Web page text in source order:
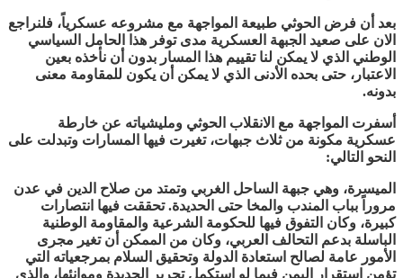
بعد أن فرض الحوثي طبيعة المواجهة مع مشروعه عسكرياً، فلنراجع
الان على صعيد الجبهة العسكرية مدى توفر هذا الحامل السياسي
الوطني الذي لا يمكن لنا تقييم هذا المسار بدون أن نأخذه بعين
الاعتبار، حتى بحده الأدنى الذي لا يمكن أن يكون للمقاومة معنى
بدونه.
أسفرت المواجهة مع الانقلاب الحوثي ومليشياته عن خارطة
عسكرية مكونة من ثلاث جبهات، تغيرت فيها المسارات وتبدلت على
النحو التالي:
الميسرة، وهي جبهة الساحل الغربي وتمتد من صلاح الدين في عدن
مروراً بباب المندب والمخا حتى الحديدة. تحققت فيها انتصارات
كبيرة، وكان التفوق فيها للحكومة الشرعية والمقاومة الوطنية
الباسلة بدعم التحالف العربي، وكان من الممكن أن تغير مجرى
الأمور عامة لصالح استعادة الدولة وتحقيق السلام بمرجعياته التي
تؤمن استقرار اليمن فيما لو استكمل تحرير الحديدة وموانئها، والذي